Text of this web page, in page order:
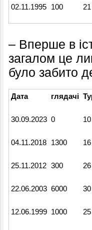
02.11.1995 100 21
– Вперше в
загалом це
було забито
Дата глядачі
30.09.2023 0 10
04.11.2018 1300 16
25.11.2012 300 26
22.06.2003 6000 30
12.06.1999 1000 25